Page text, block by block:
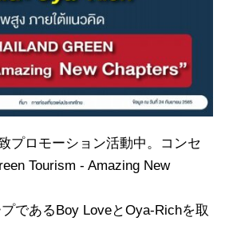
プロモーション活動中。コンセ
Tourism - Amazing New
であるBoy LoveとOya-Richを取